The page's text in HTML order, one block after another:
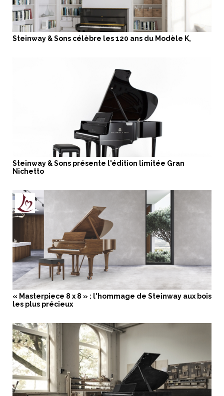
Steinway & Sons célèbre les 120 ans du Modèle K,
Steinway & Sons présente l'édition limitée Gran
Nichetto
« Masterpiece 8 x 8 » : l'hommage de Steinway aux bois
les plus précieux